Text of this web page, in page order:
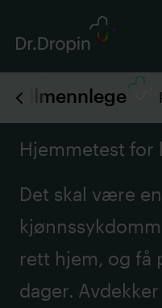
Allmennlege
Hjemmetest for
Det skal være
rett hjem, og få
dager.